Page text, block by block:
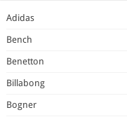
Adidas
Bench
Benetton
Billabong
Bogner